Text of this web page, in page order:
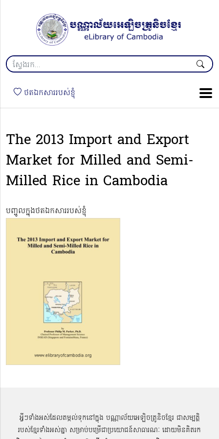
ថតឯកសាររបស់ខ្ញុំ
The 2013 Import and Export
Market for Milled and Semi-
Milled Rice in Cambodia
បញ្ចូលក្នុងថតឯកសាររបស់ខ្ញុំ
អ្វីៗទាំងអស់ដែលតម្កល់ទុកនៅក្នុង បណ្ណាល័យអេឡិចត្រូនិចខ្មែរ ជាសម្បតិ្ត
របស់ខ្មែរទាំងអស់គ្នា សម្រាប់បម្រើជាប្រយោជន៍សាធារណៈ ដោយមិនគិតរក